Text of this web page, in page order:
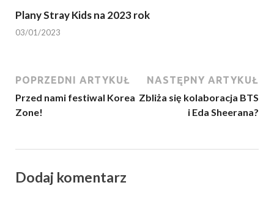
Plany Stray Kids na 2023 rok
03/01/2023
POPRZEDNI ARTYKUŁ
Przed nami festiwal Korea
Zone!
NASTĘPNY ARTYKUŁ
Zbliża się kolaboracja BTS
i Eda Sheerana?
Dodaj komentarz